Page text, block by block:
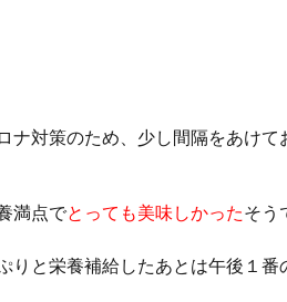
ナ対策のため、少し間隔をあけて
満点でとっても美味しかったそう
りと栄養補給したあとは午後１番